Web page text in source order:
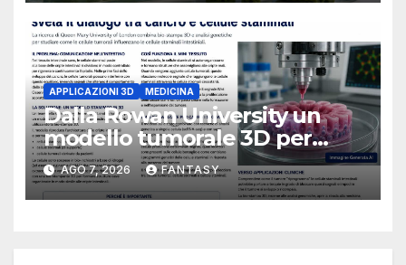
APPLICAZIONI 3D MEDICINA
Dalla Rowan University un
modello tumorale 3D per
studiare il dialogo tra cancro
e cellule staminali
AGO 7, 2026 FANTASY